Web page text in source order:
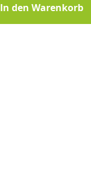
In den Warenkorb